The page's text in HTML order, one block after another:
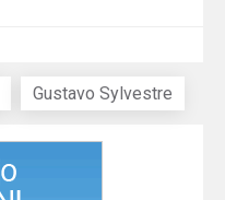
Gustavo Sylvestre